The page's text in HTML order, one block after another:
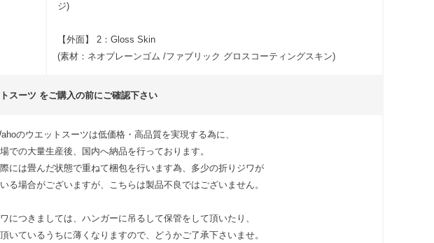
ジ)
【外面】 2：Gloss Skin
(素材：ネオプレーンゴム /ファブリック グロスコーティングスキン)
スーツ をご購入の前にご確認下さい
のウエットスーツは低価格・高品質を実現する為に、
での大量生産後、国内へ納品を行っております。
には畳んだ状態で重ねて梱包を行います為、多少の折りジワが
る場合がございますが、こちらは製品不良ではございません。
につきましては、ハンガーに吊るして保管をして頂いたり、
いているうちに薄くなりますので、どうかご了承下さいませ。